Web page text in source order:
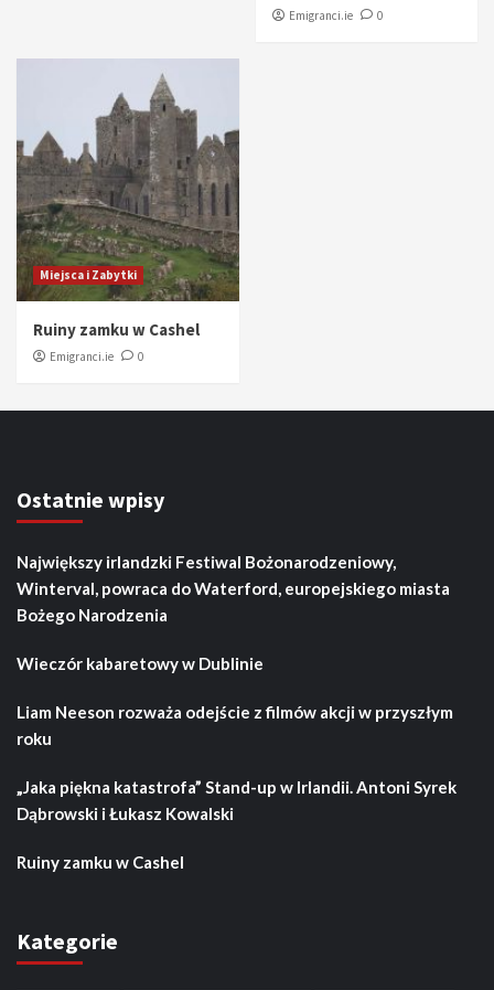
Emigranci.ie 0
Miejsca i Zabytki
Ruiny zamku w Cashel
Emigranci.ie 0
Ostatnie wpisy
Największy irlandzki Festiwal Bożonarodzeniowy,
Winterval, powraca do Waterford, europejskiego miasta
Bożego Narodzenia
Wieczór kabaretowy w Dublinie
Liam Neeson rozważa odejście z filmów akcji w przyszłym
roku
„Jaka piękna katastrofa” Stand-up w Irlandii. Antoni Syrek
Dąbrowski i Łukasz Kowalski
Ruiny zamku w Cashel
Kategorie